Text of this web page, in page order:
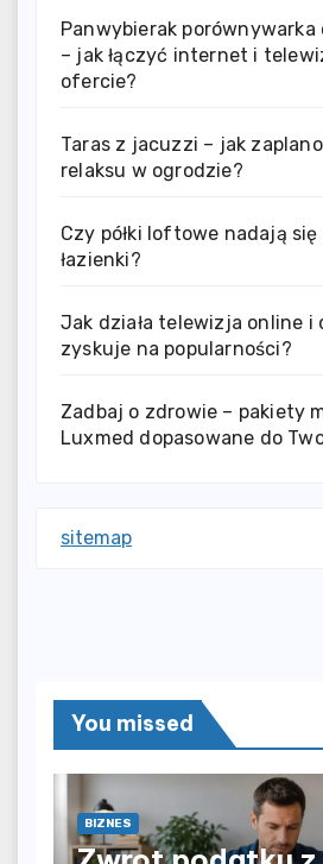
Panwybierak
– jak łączyć internet i
ofercie?
Taras z jacuzzi – jak
relaksu w ogrodzie?
Czy półki loftowe nadają się
łazienki?
Jak działa telewizja online i
zyskuje na popularności?
Zadbaj o zdrowie – pakiety
Luxmed dopasowane do
sitemap
You missed
BIZNES